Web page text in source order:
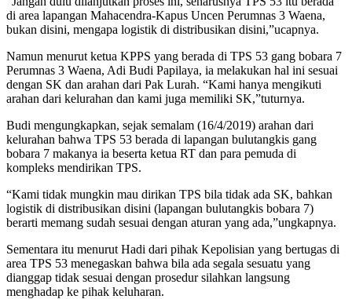
di area lapangan Mahacendra-Kapus Uncen Perumnas 3 Waena,
bukan disini, mengapa logistik di distribusikan disini,”ucapnya.
Namun menurut ketua KPPS yang berada di TPS 53 gang bobara 7
Perumnas 3 Waena, Adi Budi Papilaya, ia melakukan hal ini sesuai
dengan SK dan arahan dari Pak Lurah. “Kami hanya mengikuti
arahan dari kelurahan dan kami juga memiliki SK,”tuturnya.
Budi mengungkapkan, sejak semalam (16/4/2019) arahan dari
kelurahan bahwa TPS 53 berada di lapangan bulutangkis gang
bobara 7 makanya ia beserta ketua RT dan para pemuda di
kompleks mendirikan TPS.
“Kami tidak mungkin mau dirikan TPS bila tidak ada SK, bahkan
logistik di distribusikan disini (lapangan bulutangkis bobara 7)
berarti memang sudah sesuai dengan aturan yang ada,”ungkapnya.
Sementara itu menurut Hadi dari pihak Kepolisian yang bertugas di
area TPS 53 menegaskan bahwa bila ada segala sesuatu yang
dianggap tidak sesuai dengan prosedur silahkan langsung
menghadap ke pihak keluharan.